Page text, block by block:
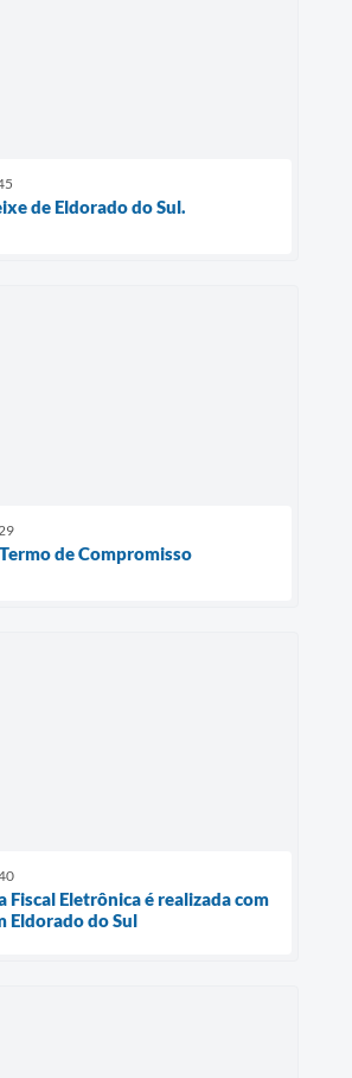
de Eldorado do Sul.
de Compromisso
Fiscal Eletrônica é realizada com
Eldorado do Sul